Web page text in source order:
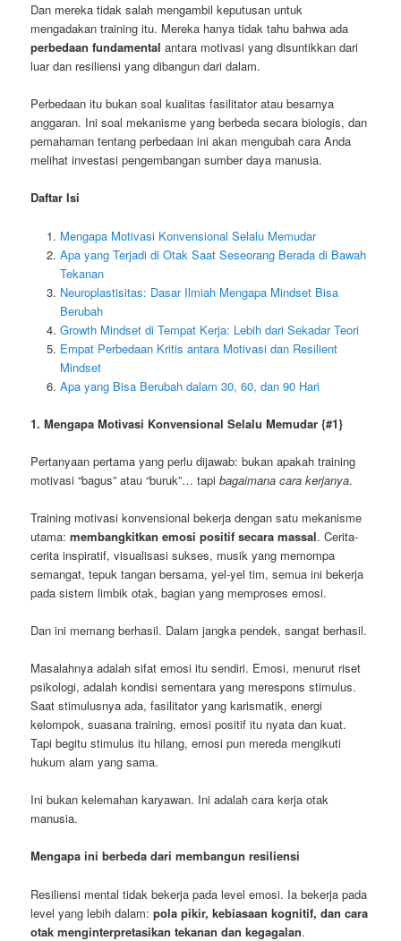
Dan mereka tidak salah mengambil keputusan untuk
mengadakan training itu. Mereka hanya tidak tahu bahwa ada
perbedaan fundamental antara motivasi yang disuntikkan dari
luar dan resiliensi yang dibangun dari dalam.
Perbedaan itu bukan soal kualitas fasilitator atau besarnya
anggaran. Ini soal mekanisme yang berbeda secara biologis, dan
pemahaman tentang perbedaan ini akan mengubah cara Anda
melihat investasi pengembangan sumber daya manusia.
Daftar Isi
Mengapa Motivasi Konvensional Selalu Memudar
Apa yang Terjadi di Otak Saat Seseorang Berada di Bawah
Tekanan
Neuroplastisitas: Dasar Ilmiah Mengapa Mindset Bisa
Berubah
Growth Mindset di Tempat Kerja: Lebih dari Sekadar Teori
Empat Perbedaan Kritis antara Motivasi dan Resilient
Mindset
Apa yang Bisa Berubah dalam 30, 60, dan 90 Hari
1. Mengapa Motivasi Konvensional Selalu Memudar {#1}
Pertanyaan pertama yang perlu dijawab: bukan apakah training
motivasi “bagus” atau “buruk”… tapibagaimana cara kerjanya.
Training motivasi konvensional bekerja dengan satu mekanisme
utama:membangkitkan emosi positif secara massal. Cerita-
cerita inspiratif, visualisasi sukses, musik yang memompa
semangat, tepuk tangan bersama, yel-yel tim, semua ini bekerja
pada sistem limbik otak, bagian yang memproses emosi.
Dan ini memang berhasil. Dalam jangka pendek, sangat berhasil.
Masalahnya adalah sifat emosi itu sendiri. Emosi, menurut riset
psikologi, adalah kondisi sementara yang merespons stimulus.
Saat stimulusnya ada, fasilitator yang karismatik, energi
kelompok, suasana training, emosi positif itu nyata dan kuat.
Tapi begitu stimulus itu hilang, emosi pun mereda mengikuti
hukum alam yang sama.
Ini bukan kelemahan karyawan. Ini adalah cara kerja otak
manusia.
Mengapa ini berbeda dari membangun resiliensi
Resiliensi mental tidak bekerja pada level emosi. Ia bekerja pada
level yang lebih dalam:pola pikir, kebiasaan kognitif, dan cara
otak menginterpretasikan tekanan dan kegagalan.